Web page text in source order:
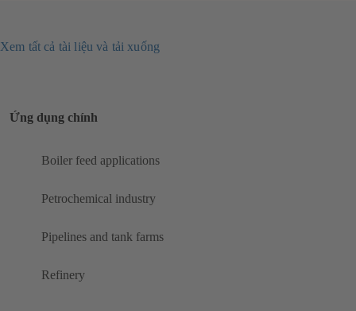
Xem tất cả tài liệu và tải xuống
Ứng dụng chính
Boiler feed applications
Petrochemical industry
Pipelines and tank farms
Refinery